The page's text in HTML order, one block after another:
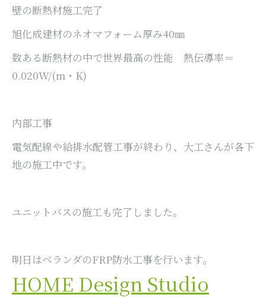
壁の断熱材施工完了
旭化成建材のネオマフォーム厚み40㎜
数ある断熱材の中で世界最高の性能 熱伝導率＝
0.020W/(m・K)
内部工事
電気配線や給排水配管工事が終わり、大工さんが各下
地の施工中です。
ユニットバスの施工も完了しました。
明日はベランダのFRP防水工事を行います。
HOME Design Studio